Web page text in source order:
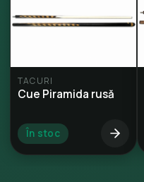
TACURI
Cue Piramida rusă
În stoc